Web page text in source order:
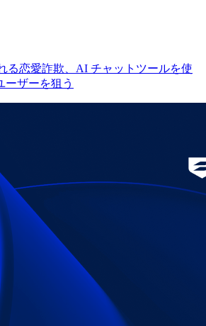
る恋愛詐欺、AI チャットツールを使
ーザーを狙う